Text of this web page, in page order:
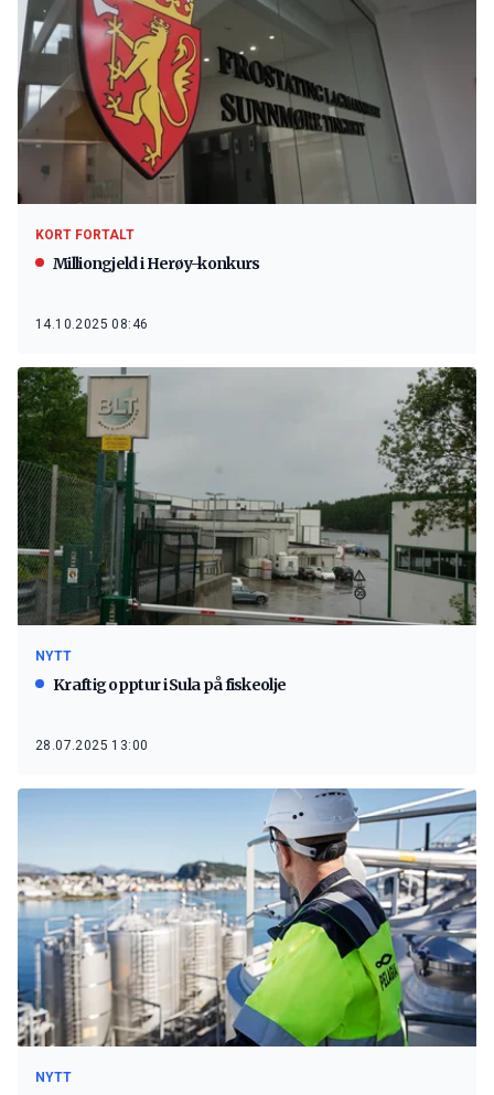
KORT FORTALT
Milliongjeld i Herøy-konkurs
14.10.2025 08:46
NYTT
Kraftig opptur i Sula på fiskeolje
28.07.2025 13:00
NYTT